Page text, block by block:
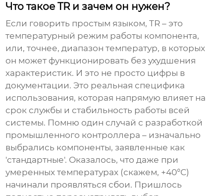
Что такое TR и зачем он нужен?
Если говорить простым языком,TR – это
температурный режим работы компонента,
или, точнее, диапазон температур, в которых
он может функционировать без ухудшения
характеристик. И это не просто цифры в
документации. Это реальная специфика
использования, которая напрямую влияет на
срок службы и стабильность работы всей
системы. Помню один случай с разработкой
промышленного контроллера – изначально
выбрались компоненты, заявленные как
'стандартные'. Оказалось, что даже при
умеренных температурах (скажем, +40°C)
начинали проявляться сбои. Пришлось